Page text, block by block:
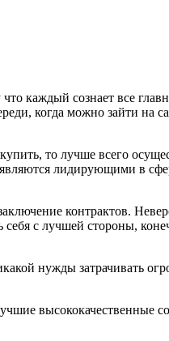
каждый сознает все
когда можно зайти на
то лучше всего
лидирующими в
контрактов.
с лучшей стороны,
нужды затрачивать
высококачественные